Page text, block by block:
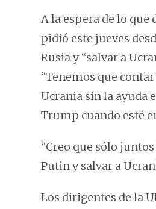
A la espera de lo
pidió este jueves
Rusia y “salvar a
“Tenemos que
Ucrania sin la ayuda
Trump cuando esté
“Creo que sólo
Putin y salvar a
Los dirigentes de la